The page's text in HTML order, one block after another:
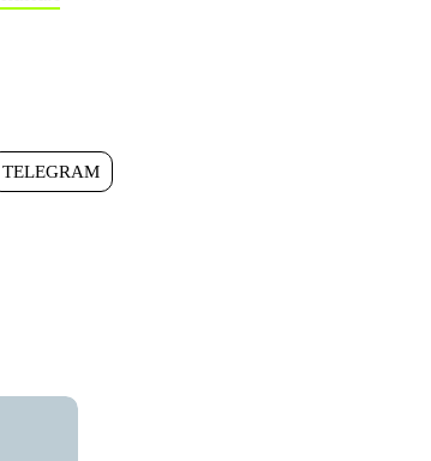
TELEGRAM